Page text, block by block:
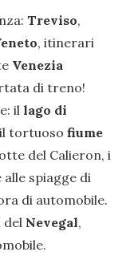
Treviso,
, itinerari
Venezia
di treno!
il lago di
tortuoso fiume
del Calieron, i
spiagge di
di automobile.
del Nevegal,